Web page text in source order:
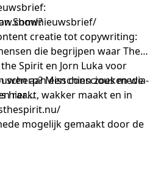
nieuwsbrief/
Show?
creatie tot copywriting:
die begrijpen waar The
Spirit en Jorn Luka voor
aan een conscious media-
raakt, wakker maakt en in
scherp? Misschien zoeken we
hier
mogelijk gemaakt door de